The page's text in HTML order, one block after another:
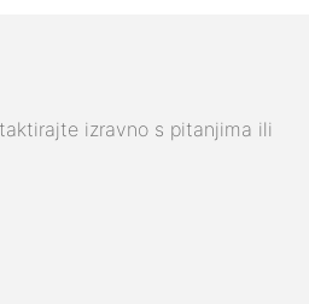
izravno s pitanjima ili